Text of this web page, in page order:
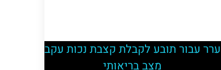
ערר עבור תובע לקבלת קצבת נכות עקב
מצב בריאותי